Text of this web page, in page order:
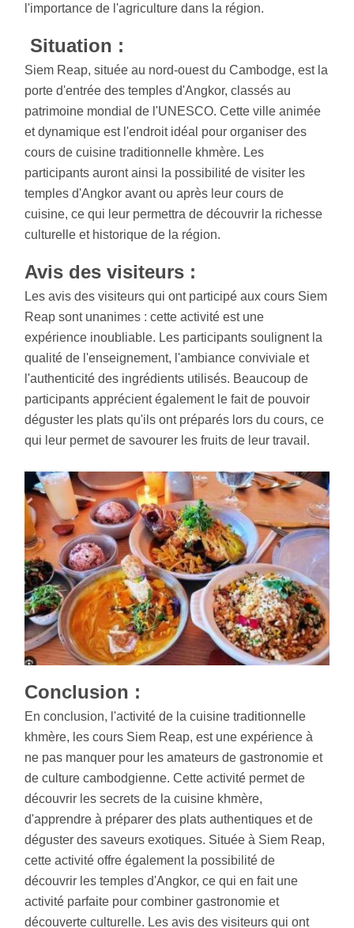
l'importance de l'agriculture dans la région.
Situation :
Siem Reap, située au nord-ouest du Cambodge, est la
porte d'entrée des temples d'Angkor, classés au
patrimoine mondial de l'UNESCO. Cette ville animée
et dynamique est l'endroit idéal pour organiser des
cours de cuisine traditionnelle khmère. Les
participants auront ainsi la possibilité de visiter les
temples d'Angkor avant ou après leur cours de
cuisine, ce qui leur permettra de découvrir la richesse
culturelle et historique de la région.
Avis des visiteurs :
Les avis des visiteurs qui ont participé aux cours Siem
Reap sont unanimes : cette activité est une
expérience inoubliable. Les participants soulignent la
qualité de l'enseignement, l'ambiance conviviale et
l'authenticité des ingrédients utilisés. Beaucoup de
participants apprécient également le fait de pouvoir
déguster les plats qu'ils ont préparés lors du cours, ce
qui leur permet de savourer les fruits de leur travail.
Conclusion :
En conclusion, l'activité de la cuisine traditionnelle
khmère, les cours Siem Reap, est une expérience à
ne pas manquer pour les amateurs de gastronomie et
de culture cambodgienne. Cette activité permet de
découvrir les secrets de la cuisine khmère,
d'apprendre à préparer des plats authentiques et de
déguster des saveurs exotiques. Située à Siem Reap,
cette activité offre également la possibilité de
découvrir les temples d'Angkor, ce qui en fait une
activité parfaite pour combiner gastronomie et
découverte culturelle. Les avis des visiteurs qui ont